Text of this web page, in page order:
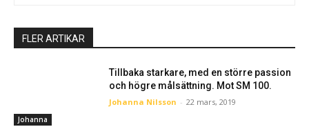
FLER ARTIKAR
Johanna
Tillbaka starkare, med en större passion
och högre målsättning. Mot SM 100.
Johanna Nilsson - 22 mars, 2019